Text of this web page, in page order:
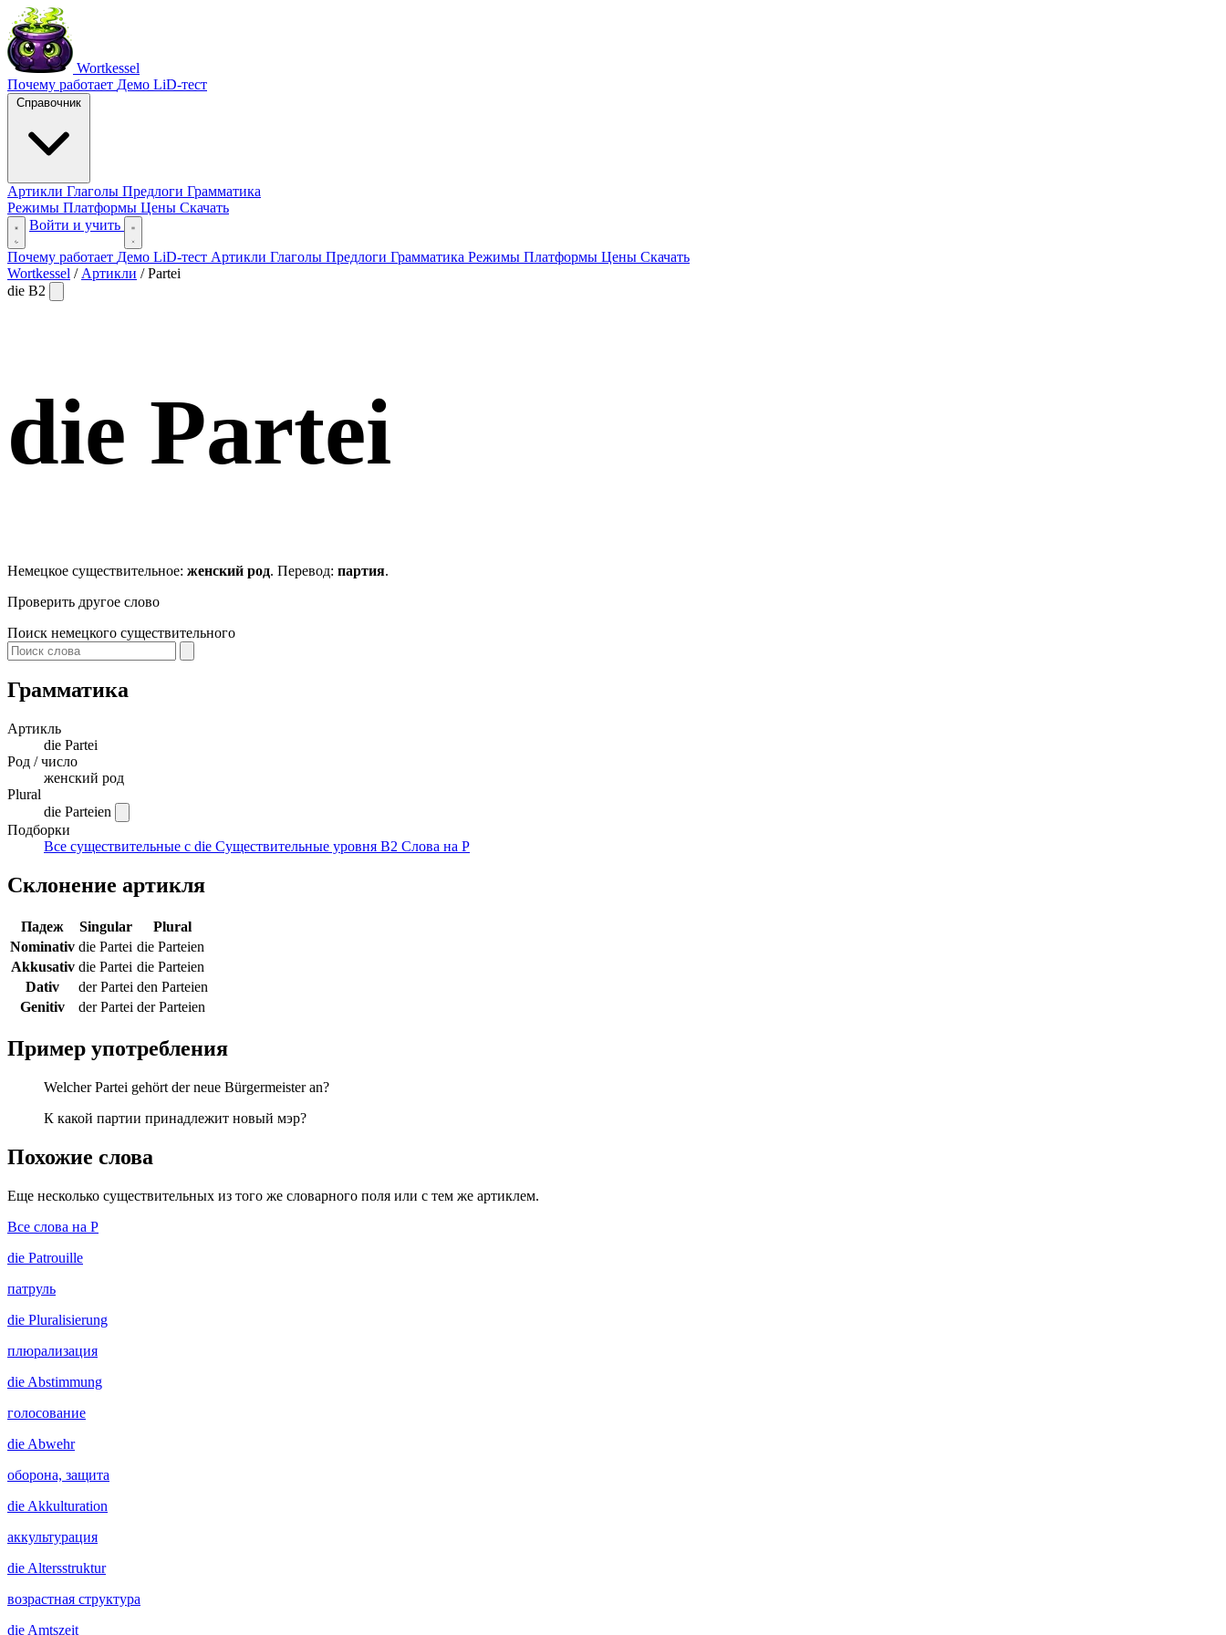
Wortkessel
Почему работает Демо LiD-тест
Справочник
Артикли Глаголы Предлоги Грамматика
Режимы Платформы Цены Скачать
Войти и учить
Почему работает Демо LiD-тест Артикли Глаголы Предлоги Грамматика Режимы Платформы Цены Скачать
Wortkessel / Артикли / Partei
die B2
die Partei
Немецкое существительное: женский род. Перевод: партия.
Проверить другое слово
Поиск немецкого существительного
Грамматика
Артикль
die Partei
Род / число
женский род
Plural
die Parteien
Подборки
Все существительные с die Существительные уровня B2 Слова на P
Склонение артикля
Падеж Singular
Plural
Nominativ die Partei die Parteien
Akkusativ die Partei die Parteien
Dativ
der Partei den Parteien
Genitiv
der Partei der Parteien
Пример употребления
Welcher Partei gehört der neue Bürgermeister an?
К какой партии принадлежит новый мэр?
Похожие слова
Еще несколько существительных из того же словарного поля или с тем же артиклем.
Все слова на P
die Patrouille
патруль
die Pluralisierung
плюрализация
die Abstimmung
голосование
die Abwehr
оборона, защита
die Akkulturation
аккультурация
die Altersstruktur
возрастная структура
die Amtszeit